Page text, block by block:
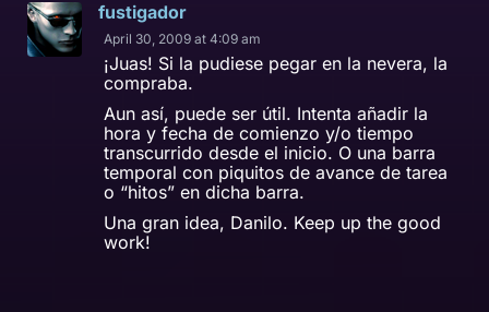
fustigador
April 30, 2009 at 4:09 am
¡Juas! Si la pudiese pegar en la nevera, la
compraba.
Aun así, puede ser útil. Intenta añadir la
hora y fecha de comienzo y/o tiempo
transcurrido desde el inicio. O una barra
temporal con piquitos de avance de tarea
o “hitos” en dicha barra.
Una gran idea, Danilo. Keep up the good
work!